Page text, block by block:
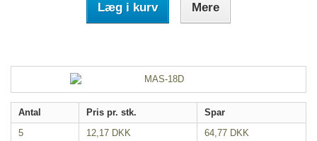
Læg i kurv Mere
Antal Pris pr. stk.
Spar
5
12,17 DKK 64,77 DKK